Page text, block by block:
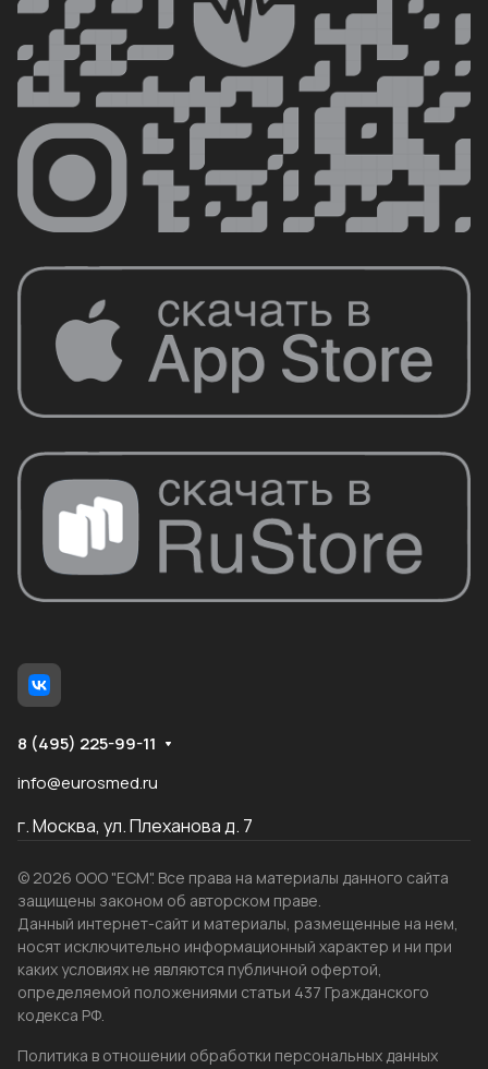
8 (495) 225-99-11
info@eurosmed.ru
г. Москва, ул. Плеханова д. 7
© 2026 ООО "ЕСМ". Все права на материалы данного сайта
защищены законом об авторском праве.
Данный интернет-сайт и материалы, размещенные на нем,
носят исключительно информационный характер и ни при
каких условиях не являются публичной офертой,
определяемой положениями статьи 437 Гражданского
кодекса РФ.
Политика в отношении обработки персональных данных